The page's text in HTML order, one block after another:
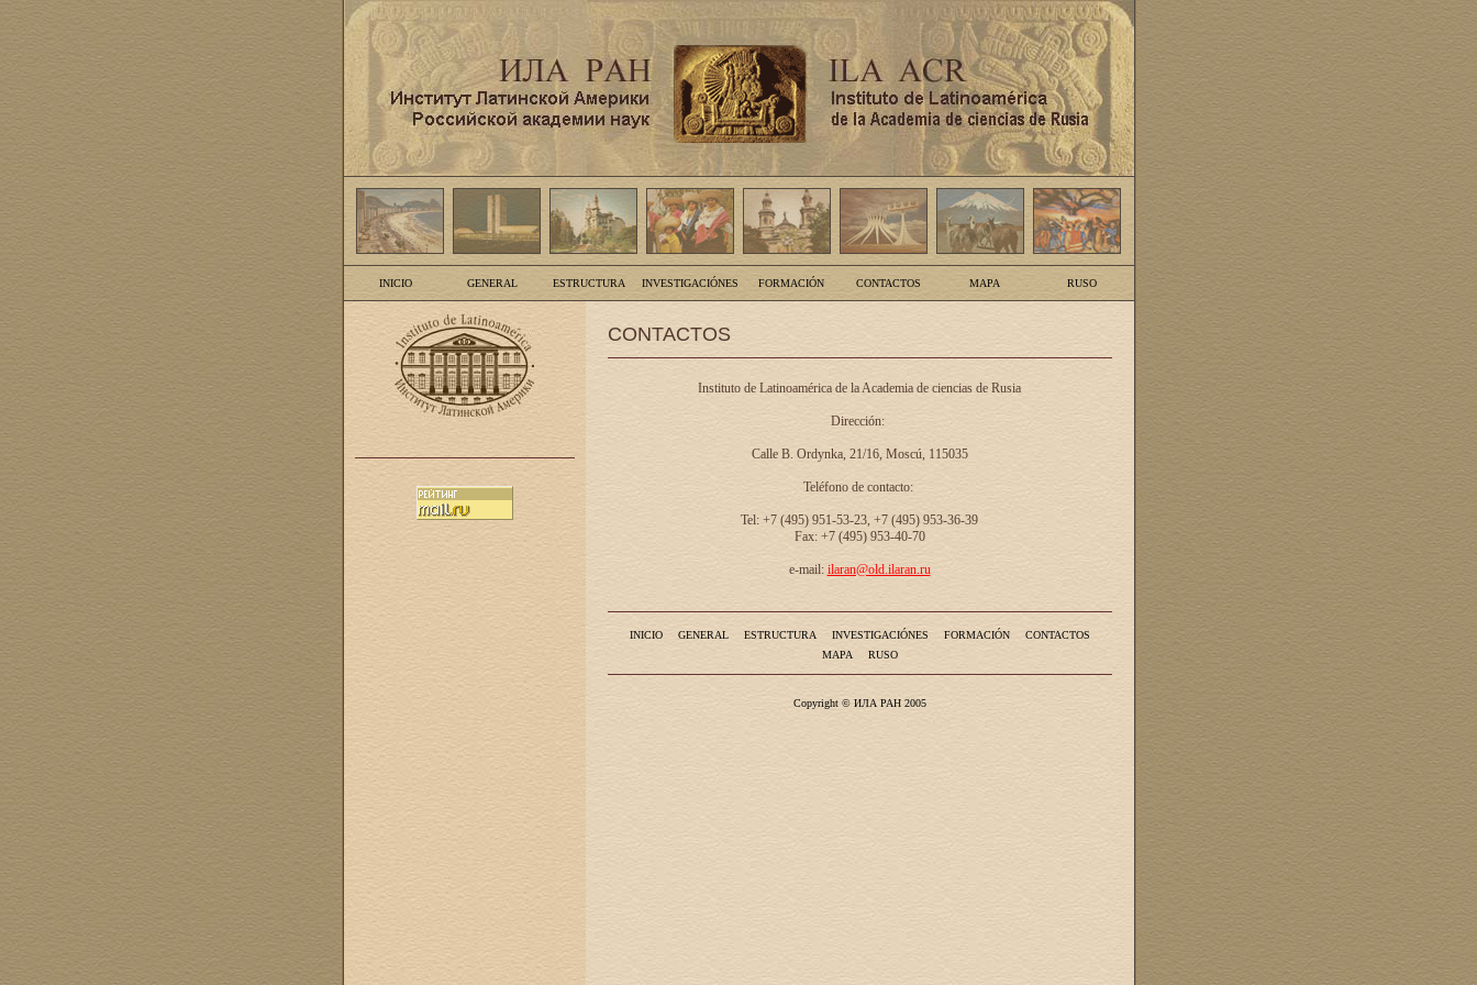
INICIO GENERAL ESTRUCTURA INVESTIGACIÓNES FORMACIÓN CONTACTOS MAPA RUSO
CONTACTOS
Instituto de Latinoamérica de la Academia de ciencias de Rusia
Dirección:
Calle B. Ordynka, 21/16, Moscú, 115035
Teléfono de contacto:
Tel: +7 (495) 951-53-23, +7 (495) 953-36-39
Fax: +7 (495) 953-40-70
e-mail: ilaran@old.ilaran.ru
INICIO GENERAL ESTRUCTURA INVESTIGACIÓNES FORMACIÓN
CONTACTOS
MAPA
RUSO
Copyright © ИЛА РАН 2005